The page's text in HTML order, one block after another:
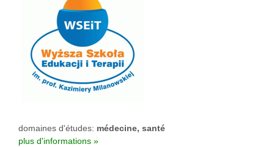
domaines d'études: médecine, santé
plus d'informations »